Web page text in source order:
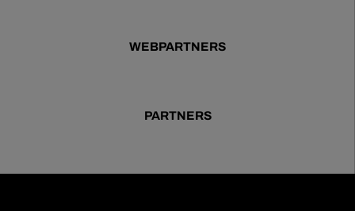
WEBPARTNERS
PARTNERS